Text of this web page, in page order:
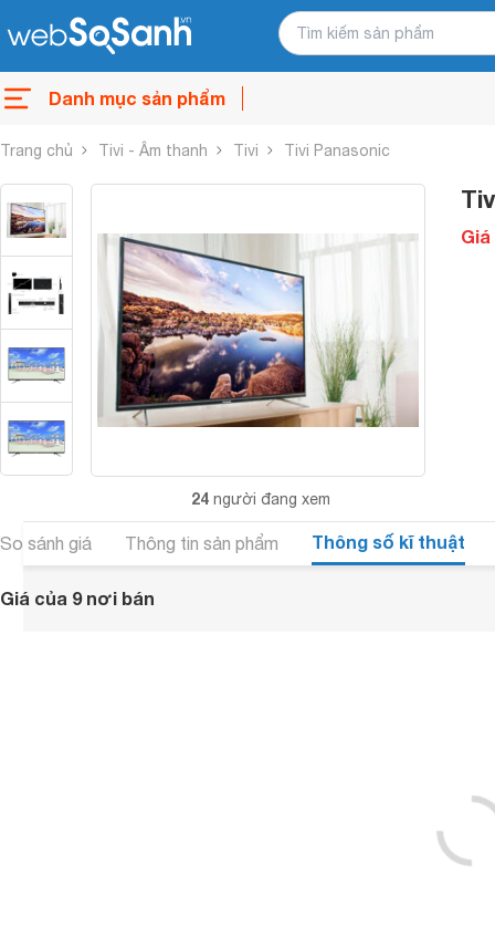
Danh mục sản phẩm
Trang chủ Tivi - Âm thanh Tivi Tivi Panasonic
24 người đang xem
Giá
So sánh giá Thông tin sản phẩm Thông số kĩ thuật
Giá của 9 nơi bán